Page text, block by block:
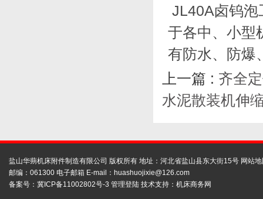
JL40A卤钨泡
于各中、小型
有防水、防爆
上一篇 : 齐全
水泥散装机伸
盐山华蒴机床附件制造有限公司 版权所有 地址：河北省盐山县东大街15号 网站
邮编：061300 电子邮箱 E-mail： huashuojixie@126.com
备案号： 冀ICP备11002802号-3 管理登陆 技术支持： 机床商务网